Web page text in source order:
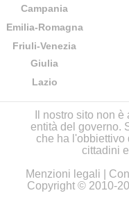
Campania
Emilia-Romagna
Friuli-Venezia
Giulia
Lazio
Il nostro sito non
entità del governo.
che ha l'obbiettivo
cittadini
Menzioni legali
Copyright © 2010-